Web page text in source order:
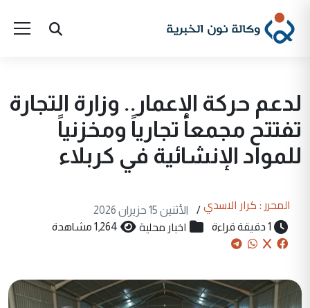
لدعم حركة الإعمار.. وزارة التجارة
تفتتح مجمعاً تجارياً ومخزنياً
للمواد الإنشائية في كربلاء
المحرر : كرار الاسدي /
الأثنين 15 حزيران 2026
1 دقيقة قراءة
اخبار محلية 1,264 مشاهدة